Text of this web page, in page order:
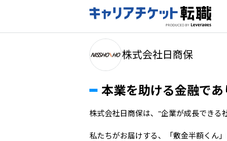
株式会社日商保
本業を助ける金融であ
株式会社日商保は、"企業が成長できる
私たちがお届けする、「敷金半額くん